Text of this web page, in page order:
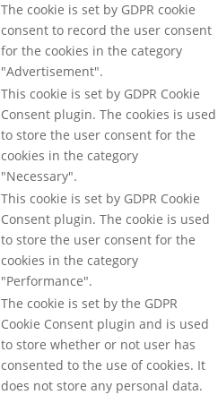
The cookie is set by GDPR cookie
consent to record the user consent
for the cookies in the category
"Advertisement".
This cookie is set by GDPR Cookie
Consent plugin. The cookies is used
to store the user consent for the
cookies in the category
"Necessary".
This cookie is set by GDPR Cookie
Consent plugin. The cookie is used
to store the user consent for the
cookies in the category
"Performance".
The cookie is set by the GDPR
Cookie Consent plugin and is used
to store whether or not user has
consented to the use of cookies. It
does not store any personal data.